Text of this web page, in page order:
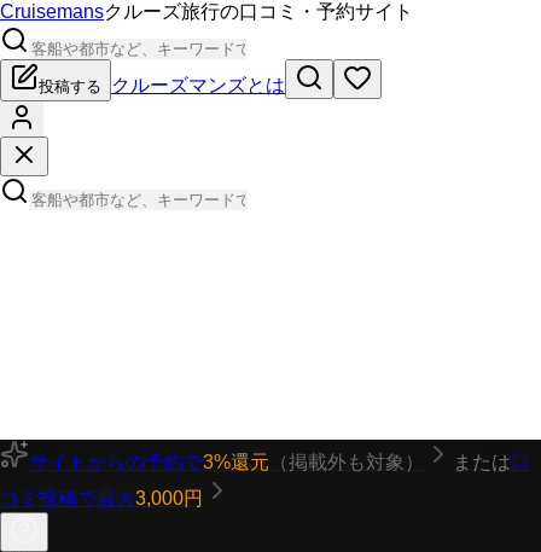
Cruisemansクルーズ旅行の口コミ・予約サイト
投稿する クルーズマンズとは
サイトからの予約で3%還元 （掲載外も対象） または口
コミ投稿で最大3,000円